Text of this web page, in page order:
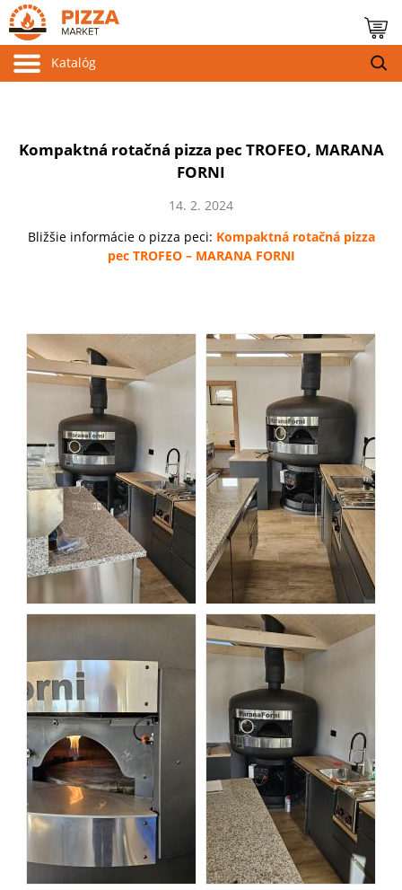
Katalóg
Kompaktná rotačná pizza pec TROFEO, MARANA
FORNI
14. 2. 2024
Bližšie informácie o pizza peci: Kompaktná rotačná pizza
pec TROFEO – MARANA FORNI